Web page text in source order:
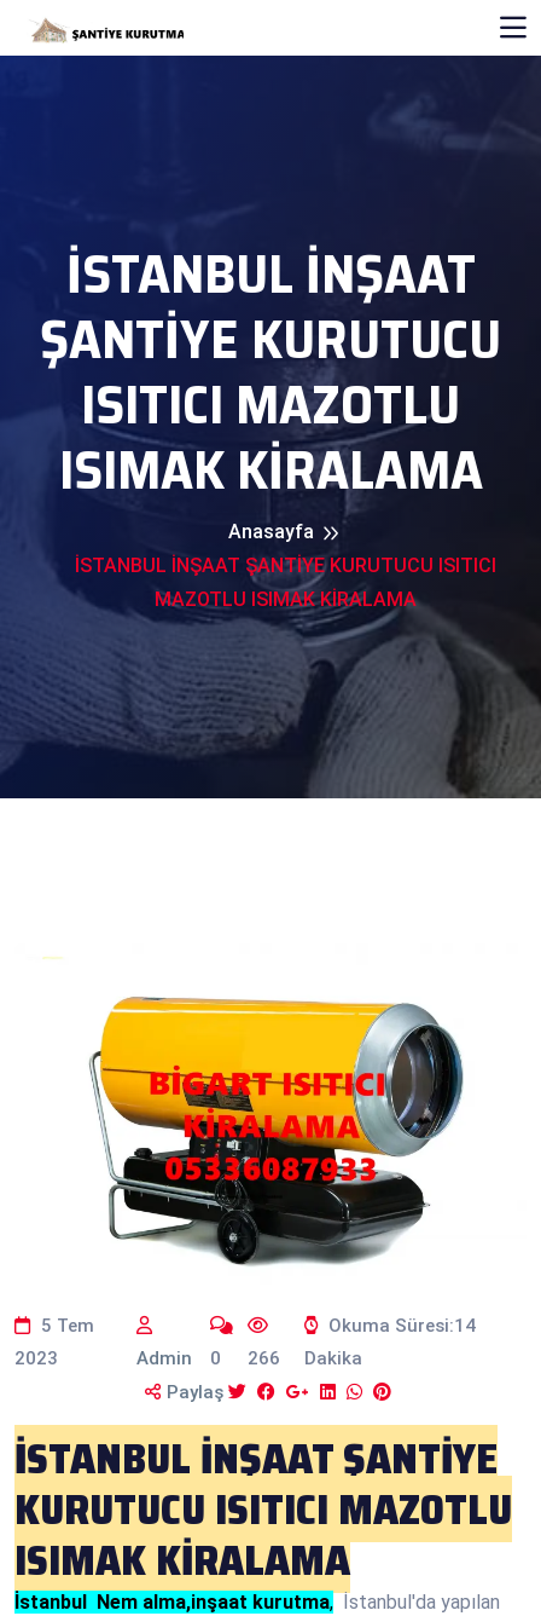
İSTANBUL İNŞAAT
ŞANTİYE KURUTUCU
ISITICI MAZOTLU
ISIMAK KİRALAMA
Anasayfa
İSTANBUL İNŞAAT ŞANTİYE KURUTUCU ISITICI
MAZOTLU ISIMAK KİRALAMA
5 Tem
2023
Admin 0 266
Okuma Süresi:14
Dakika
Paylaş
İSTANBUL İNŞAAT ŞANTİYE
KURUTUCU ISITICI MAZOTLU
ISIMAK KİRALAMA
İstanbul Nem alma,inşaat kurutma, İstanbul'da yapılan